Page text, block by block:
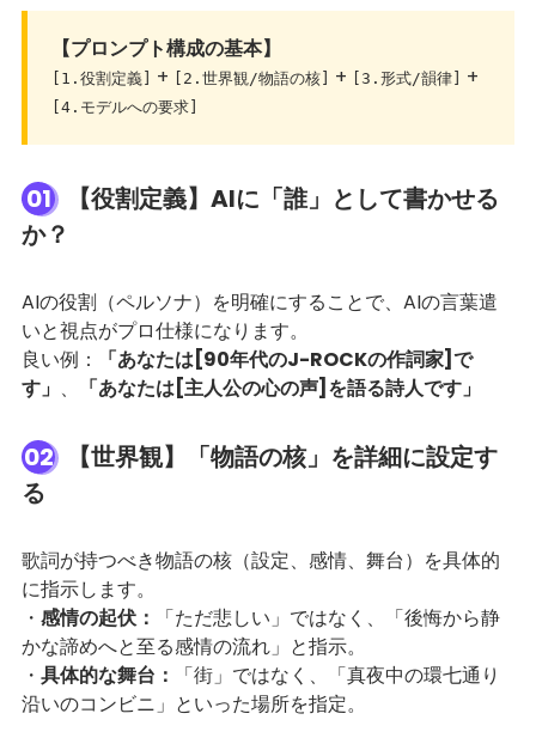
【プロンプト構成の基本】
[1.役割定義] + [2.世界観/物語の核] + [3.形式/韻律] +
[4.モデルへの要求]
01
【役割定義】AIに「誰」として書かせる
か？
AIの役割（ペルソナ）を明確にすることで、AIの言葉遣
いと視点がプロ仕様になります。
良い例：
「あなたは[90年代のJ-ROCKの作詞家]で
す」 、 「あなたは[主人公の心の声]を語る詩人です」
02
【世界観】「物語の核」を詳細に設定す
る
歌詞が持つべき物語の核（設定、感情、舞台）を具体的
に指示します。
・ 感情の起伏：
「ただ悲しい」ではなく、「後悔から静
かな諦めへと至る感情の流れ」と指示。
・ 具体的な舞台：
「街」ではなく、「真夜中の環七通り
沿いのコンビニ」といった場所を指定。